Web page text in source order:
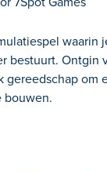
waarin
bestuurt. Ontgin
gereedschap om
bouwen.